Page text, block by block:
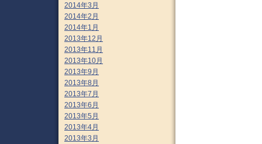
2014年3月
2014年2月
2014年1月
2013年12月
2013年11月
2013年10月
2013年9月
2013年8月
2013年7月
2013年6月
2013年5月
2013年4月
2013年3月